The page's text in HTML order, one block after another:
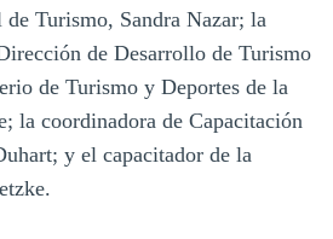
Turismo, Sandra Nazar; la
de Desarrollo de Turismo
de Turismo y Deportes de la
la coordinadora de Capacitación
y el capacitador de la